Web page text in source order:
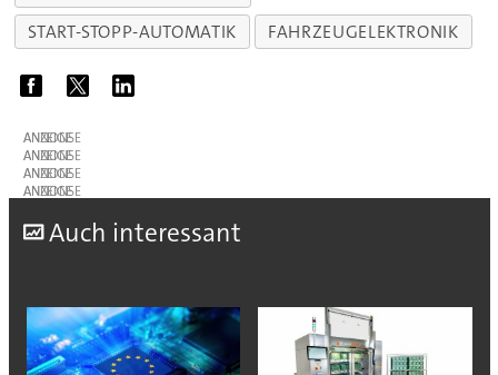
START-STOPP-AUTOMATIK
FAHRZEUGELEKTRONIK
ANZEIGE
ANZEIGE
ANZEIGE
ANZEIGE
Auch interessant